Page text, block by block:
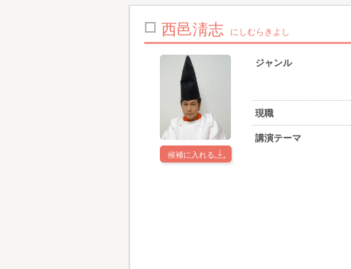
西邑淸志 にしむらきよし
候補に入れる
ジャンル
現職
講演テーマ